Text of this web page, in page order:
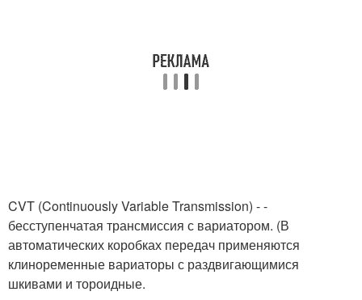
CVT (Continuously Variable Transmission) - -
бесступенчатая трансмиссия с вариатором. (В
автоматических коробках передач применяются
клиноременные вариаторы с раздвигающимися
шкивами и тороидные.